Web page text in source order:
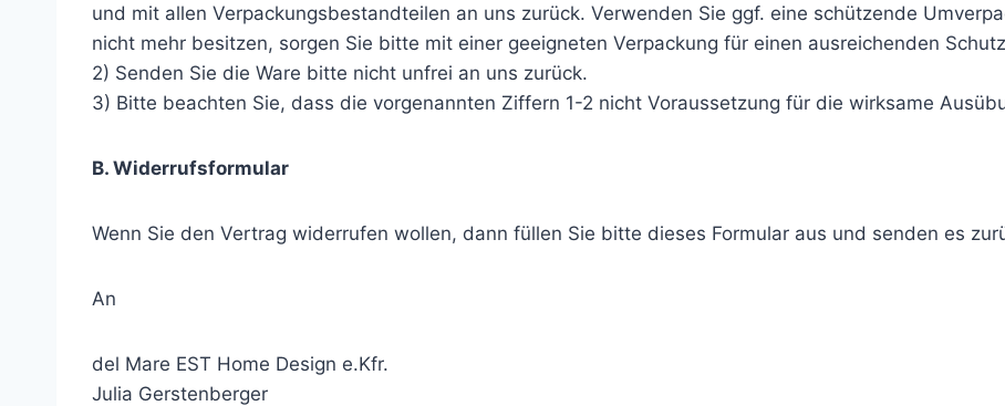
und mit allen Verpackungsbestandteilen an uns zurück. Verwenden Sie ggf. eine schützende
nicht mehr besitzen, sorgen Sie bitte mit einer geeigneten Verpackung für einen ausreichenden
2) Senden Sie die Ware bitte nicht unfrei an uns zurück.
3) Bitte beachten Sie, dass die vorgenannten Ziffern 1-2 nicht Voraussetzung für die wirksame
B. Widerrufsformular
Wenn Sie den Vertrag widerrufen wollen, dann füllen Sie bitte dieses Formular aus und senden es
An
del Mare EST Home Design e.Kfr.
Julia Gerstenberger